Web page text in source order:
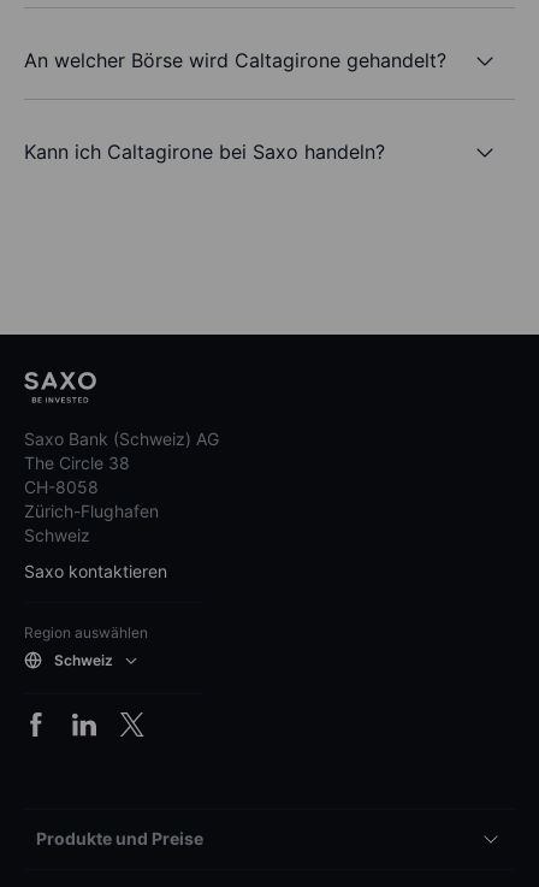
An welcher Börse wird Caltagirone gehandelt?
Kann ich Caltagirone bei Saxo handeln?
Saxo Bank (Schweiz) AG
The Circle 38
CH-8058
Zürich-Flughafen
Schweiz
Saxo kontaktieren
Region auswählen
Schweiz
Produkte und Preise